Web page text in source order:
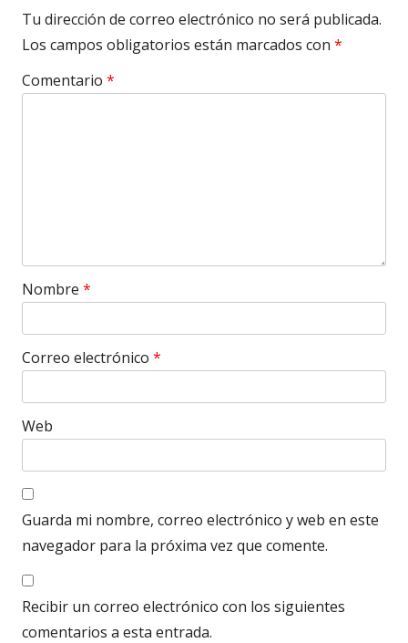
Tu dirección de correo electrónico no será publicada.
Los campos obligatorios están marcados con *
Comentario *
Nombre *
Correo electrónico *
Web
Guarda mi nombre, correo electrónico y web en este
navegador para la próxima vez que comente.
Recibir un correo electrónico con los siguientes
comentarios a esta entrada.